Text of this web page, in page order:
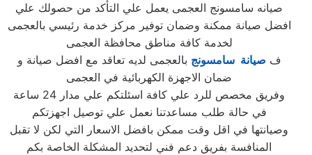
صيانه سامسونج العجمى يعمل علي التأكد من حصولك علي
افضل صيانة ممكنة وضمان توفير مركز خدمة رئيسي بالعجمى
لخدمة كافة مناطق محافظة العجمى
ف صيانة سامسونج بالعجمى لديه تعاقد مع افضل صيانة و
ضمان الاجهزة الكهربائية في العجمى
وفريق مخصص للرد علي كافة اسئلتكم علي مدار 24 ساعة
في حالة طلب مساعدتنا نعمل علي توصيل اجهزتكم
وصيانتها في اقل وقت ممكن بافضل الاسعار التي لكن لا تقبل
المنافسة بفريق دعم فني لتحديد المشكلة الخاصة بكم